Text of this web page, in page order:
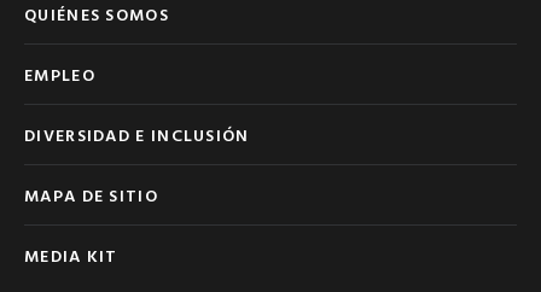
QUIÉNES SOMOS
EMPLEO
DIVERSIDAD E INCLUSIÓN
MAPA DE SITIO
MEDIA KIT